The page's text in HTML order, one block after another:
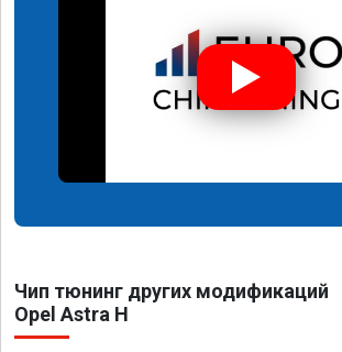
Чип тюнинг других модификаций
Opel Astra H